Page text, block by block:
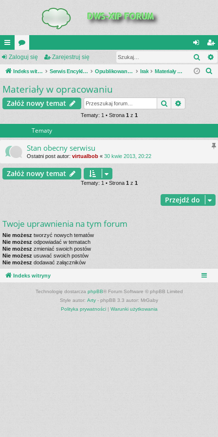
UI
C
K
_L
or
a
al
og
ar
ej
ę
Zaloguj się Zarejestruj się
Indeks witryny Serwis Encyklopedia Uzbrojenia Opublikowane zestawienia Irak Materiały w opracowaniu
j
Materiały w opracowaniu
Załóż nowy temat Szukaj
Tematy: 1 • Strona 1 z 1
Tematy
Stan obecny serwisu
Ostatni post autor: virtualbob « 30 kwie 2013, 20:22
Załóż nowy temat
Tematy: 1 • Strona 1 z 1
Przejdź do
Twoje uprawnienia na tym forum
Nie możesz tworzyć nowych tematów
Nie możesz odpowiadać w tematach
Nie możesz zmieniać swoich postów
Nie możesz usuwać swoich postów
Nie możesz dodawać załączników
Indeks witryny
Technologię dostarcza phpBB® Forum Software © phpBB Limited
Style autor: Arty - phpBB 3.3 autor: MrGaby
Polityka prywatności| Warunki użytkowania